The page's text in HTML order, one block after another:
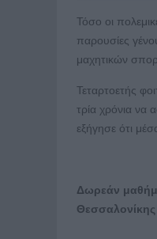
Τόσο οι
παρουσίες
μαχητικών
Τεταρτοετής
τρία χρόνια να
εξήγησε ότι
Δωρεάν
Θεσσαλονίκης